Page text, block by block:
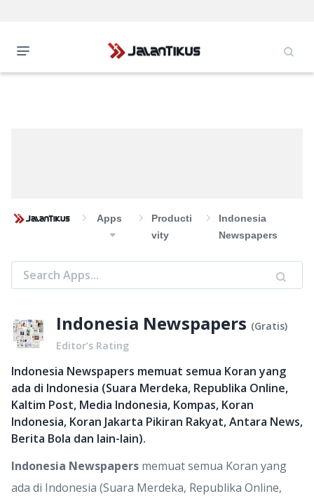
Apps
Producti
Vity
Indonesia
Newspapers
Indonesia Newspapers (Gratis)
Editor’s Rating
Indonesia Newspapers memuat semua Koran yang
ada di Indonesia (Suara Merdeka, Republika Online,
Kaltim Post, Media Indonesia, Kompas, Koran
Indonesia, Koran Jakarta Pikiran Rakyat, Antara News,
Berita Bola dan lain-lain).
Indonesia Newspapers memuat semua Koran yang
ada di Indonesia (Suara Merdeka, Republika Online,